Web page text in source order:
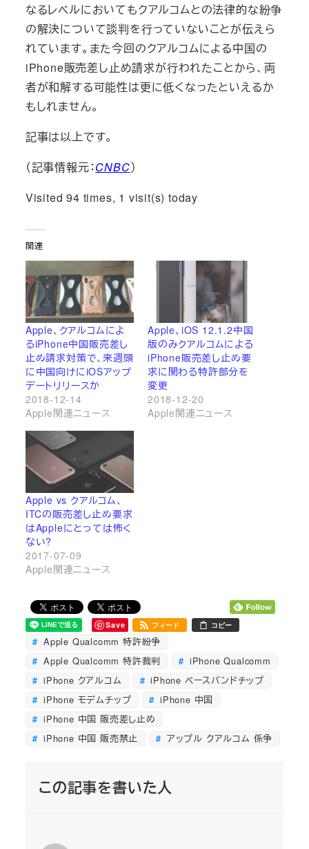
なるレベルにおいてもクアルコムとの法律的な紛争
の解決について談判を行っていないことが伝えら
れています。また今回のクアルコムによる中国の
iPhone販売差し止め請求が行われたことから、両
者が和解する可能性は更に低くなったといえるか
もしれません。
記事は以上です。
（記事情報元：CNBC）
Visited 94 times, 1 visit(s) today
関連
Apple、クアルコムによ
るiPhone中国販売差し
止め請求対策で、来週頭
に中国向けにiOSアップ
デートリリースか
2018-12-14
Apple関連ニュース
Apple、iOS 12.1.2中国
版のみクアルコムによる
iPhone販売差し止め要
求に関わる特許部分を
変更
2018-12-20
Apple関連ニュース
Apple vs クアルコム、
ITCの販売差し止め要求
はAppleにとっては怖く
ない?
2017-07-09
Apple関連ニュース
Save フィード コピー
Apple Qualcomm 特許紛争
Apple Qualcomm 特許裁判
iPhone Qualcomm
iPhone クアルコム
iPhone ベースバンドチップ
iPhone モデムチップ
iPhone 中国
iPhone 中国 販売差し止め
iPhone 中国 販売禁止
アップル クアルコム 係争
この記事を書いた人